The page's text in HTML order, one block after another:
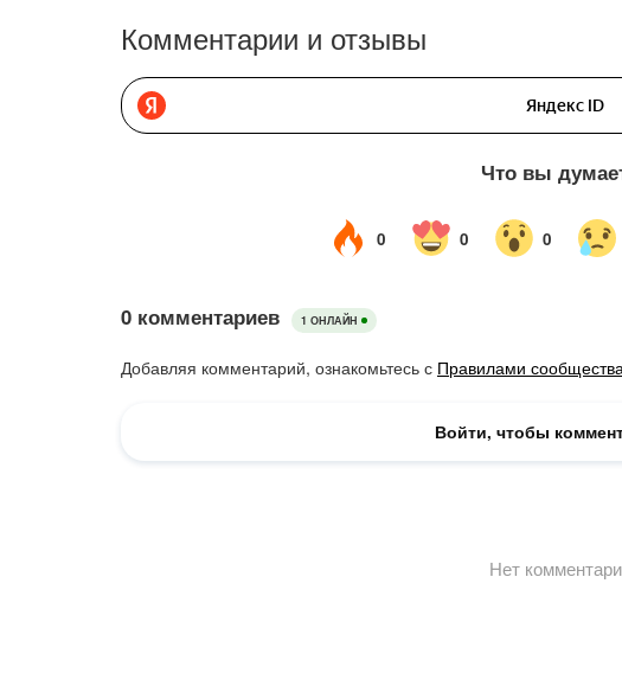
Комментарии и отзывы